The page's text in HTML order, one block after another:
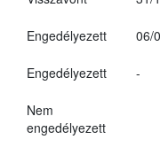
Engedélyezett 06/
Engedélyezett
-
Nem
engedélyezett